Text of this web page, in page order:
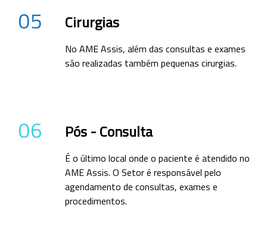
05 Cirurgias
No AME Assis, além das consultas e exames
são realizadas também pequenas cirurgias.
06 Pós - Consulta
É o último local onde o paciente é atendido no
AME Assis. O Setor é responsável pelo
agendamento de consultas, exames e
procedimentos.